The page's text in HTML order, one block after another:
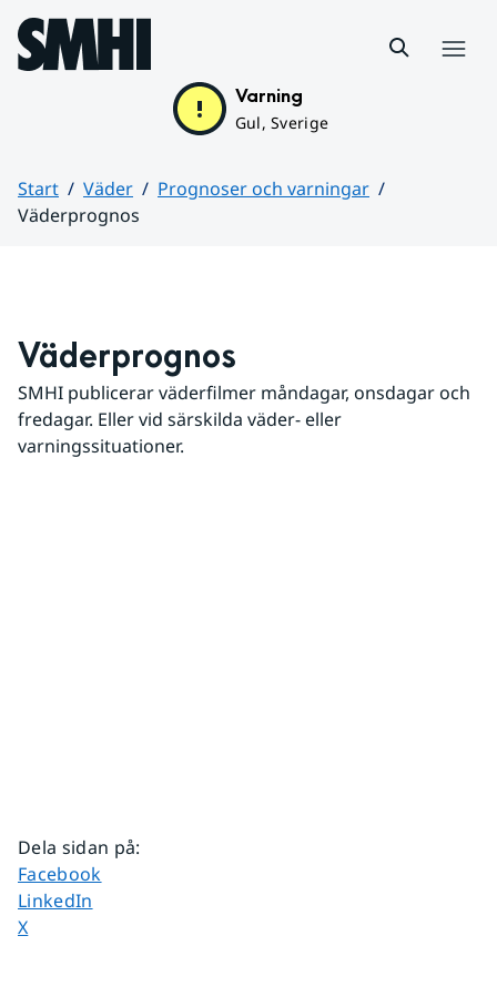
Hoppa till sidans innehåll
Varning
Gul, Sverige
Start Väder
Prognoser och varningar
Väderprognos
Väderprognos
SMHI publicerar väderfilmer måndagar, onsdagar och
fredagar. Eller vid särskilda väder- eller
varningssituationer.
Dela sidan på:
Dela sidan på
Facebook
Dela sidan på
LinkedIn
Dela sidan på
X